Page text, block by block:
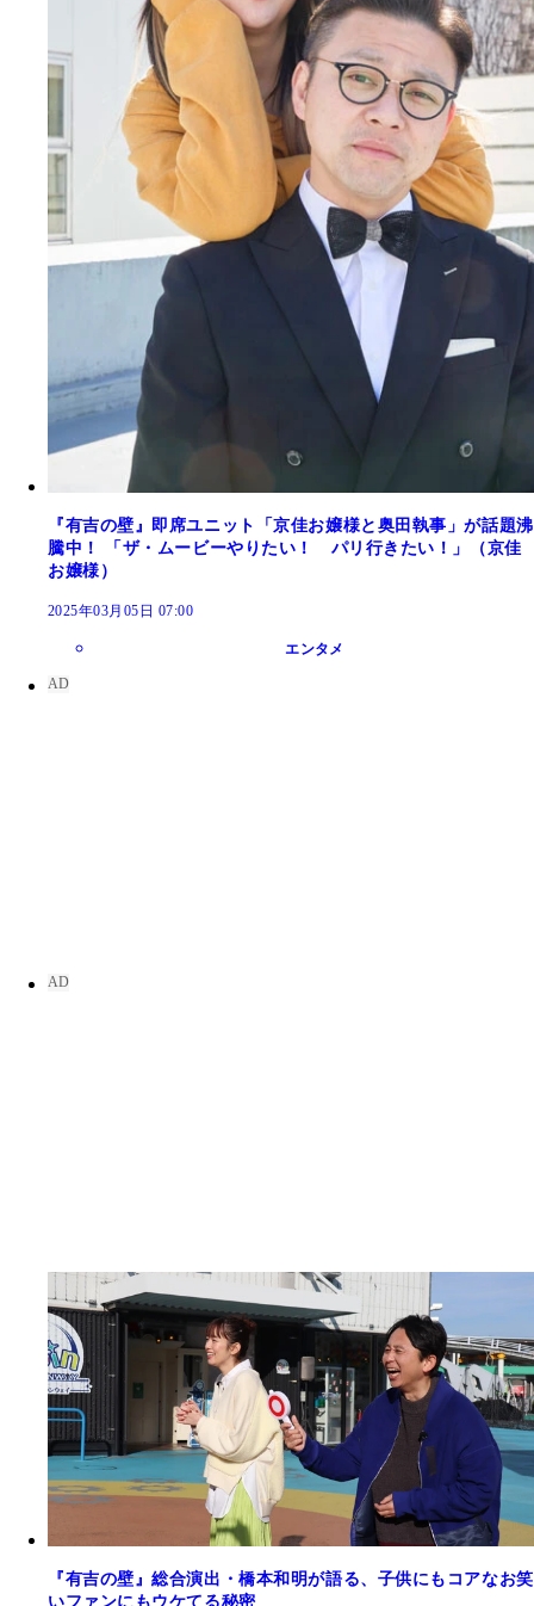
『有吉の壁』即席ユニット「京佳お嬢様と奥田執事」が話題沸
騰中！ 「ザ・ムービーやりたい！ パリ行きたい！」（京佳
お嬢様）
2025年03月05日 07:00
エンタメ
『有吉の壁』総合演出・橋本和明が語る、子供にもコアなお笑
いファンにもウケてる秘密